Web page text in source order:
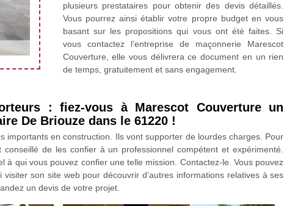
plusieurs prestataires pour obtenir des devis détaillés.
Vous pourrez ainsi établir votre propre budget en vous
basant sur les propositions qui vous ont été faites. Si
vous contactez l’entreprise de maçonnerie Marescot
Couverture, elle vous délivrera ce document en un rien
de temps, gratuitement et sans engagement.
: fiez-vous à Marescot Couverture un
De Briouze dans le 61220 !
importants en construction. Ils vont supporter de lourdes charges. Pour
de les confier à un professionnel compétent et expérimenté.
à qui vous pouvez confier une telle mission. Contactez-le. Vous pouvez
visiter son site web pour découvrir d’autres informations relatives à ses
un devis de votre projet.